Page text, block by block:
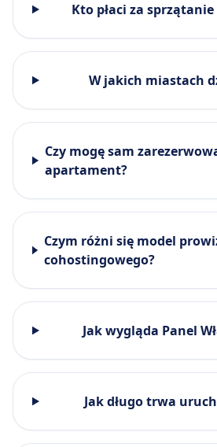
Kto płaci za
W jakich miastach
Czy mogę sam
apartament?
Czym różni się model
cohostingowego?
Jak wygląda Panel
Jak długo trwa